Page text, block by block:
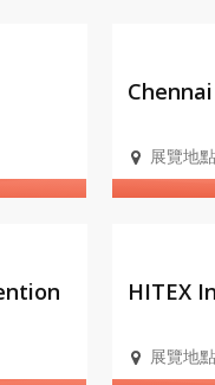
展覽地點
HITEX
展覽地點